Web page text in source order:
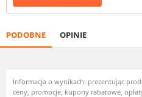
PODOBNE OPINIE
Informacja o wynikach: prezentując
ceny, promocje, kupony rabatowe,